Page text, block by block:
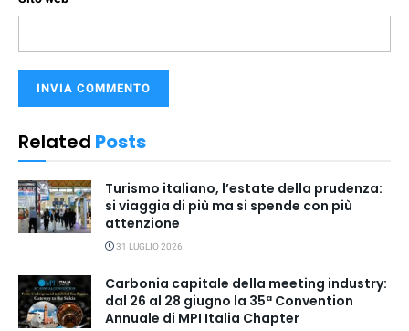
Related Posts
Turismo italiano, l’estate della prudenza:
si viaggia di più ma si spende con più
attenzione
31 LUGLIO 2026
Carbonia capitale della meeting industry:
dal 26 al 28 giugno la 35ª Convention
Annuale di MPI Italia Chapter